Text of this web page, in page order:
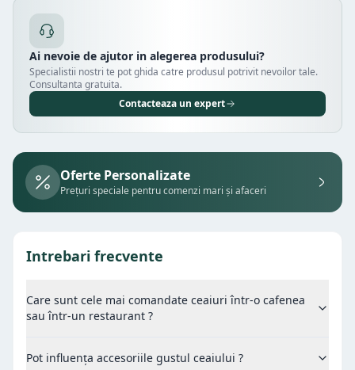
Ai nevoie de ajutor in alegerea produsului?
Specialistii nostri te pot ghida catre produsul potrivit nevoilor tale.
Consultanta gratuita.
Contacteaza un expert
Oferte Personalizate
Prețuri speciale pentru comenzi mari și afaceri
Intrebari frecvente
Care sunt cele mai comandate ceaiuri într-o cafenea
sau într-un restaurant ?
Pot influența accesoriile gustul ceaiului ?